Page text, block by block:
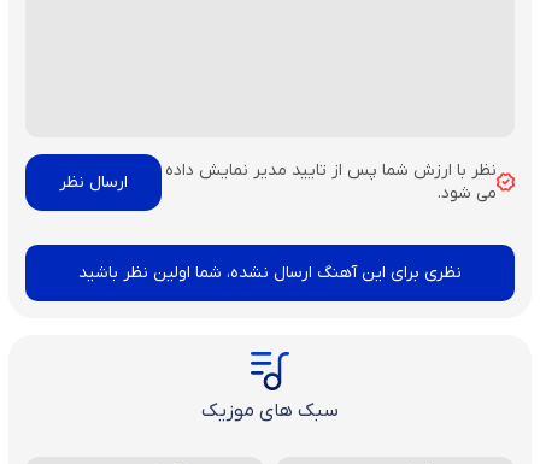
نظر با ارزش شما پس از تایید مدیر نمایش داده
می شود.
نظری برای این آهنگ ارسال نشده، شما اولین نظر باشید
سبک های موزیک